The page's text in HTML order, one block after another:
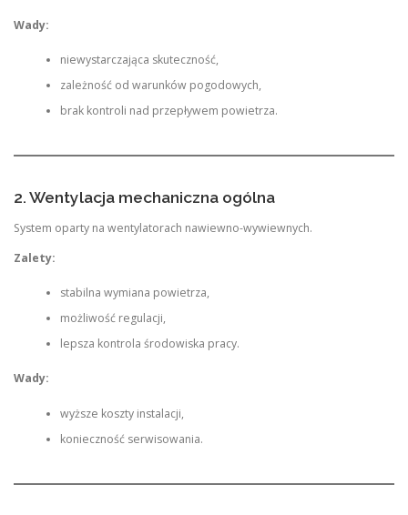
Wady:
niewystarczająca skuteczność,
zależność od warunków pogodowych,
brak kontroli nad przepływem powietrza.
2. Wentylacja mechaniczna ogólna
System oparty na wentylatorach nawiewno-wywiewnych.
Zalety:
stabilna wymiana powietrza,
możliwość regulacji,
lepsza kontrola środowiska pracy.
Wady:
wyższe koszty instalacji,
konieczność serwisowania.